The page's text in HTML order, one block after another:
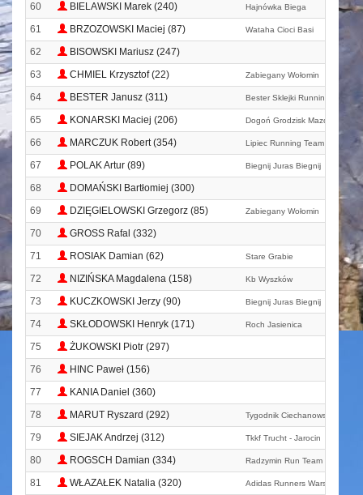
60
BIELAWSKI Marek (240) Hajnówka Biega
61 BRZOZOWSKI Maciej (87) Wataha Cioci Basi
62
BISOWSKI Mariusz (247)
63
CHMIEL Krzysztof (22) Zabiegany Wołomin
64 BESTER Janusz (311) Bester Sklejki Running Team
65 KONARSKI Maciej (206) Dogoń Grodzisk Mazowiecki
66 MARCZUK Robert (354) Lipiec Running Team
67 POLAK Artur (89) Biegnij Juras Biegnij
68
DOMAŃSKI Bartłomiej (300)
69
DZIĘGIELOWSKI Grzegorz (85) Zabiegany Wołomin
70
GROSS Rafal (332)
71
ROSIAK Damian (62) Stare Grabie
72 NIZIŃSKA Magdalena (158) Kb Wyszków
73 KUCZKOWSKI Jerzy (90) Biegnij Juras Biegnij
74 SKŁODOWSKI Henryk (171) Roch Jasienica
75
ŻUKOWSKI Piotr (297)
76
HINC Paweł (156)
77
KANIA Daniel (360)
78
MARUT Ryszard (292) Tygodnik Ciechanowski
79 SIEJAK Andrzej (312) Tkkf Trucht - Jarocin
80 ROGSCH Damian (334) Radzymin Run Team
81 WŁAZAŁEK Natalia (320) Adidas Runners Warsaw